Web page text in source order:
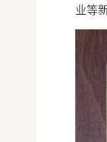
业等